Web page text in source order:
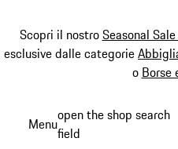
Scopri il nostroSeasonal
esclusive dalle categorie
o Borse
Menuopen the shop search
field